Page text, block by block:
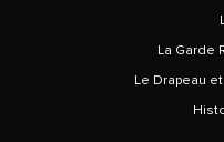
La Garde
Le Drapeau